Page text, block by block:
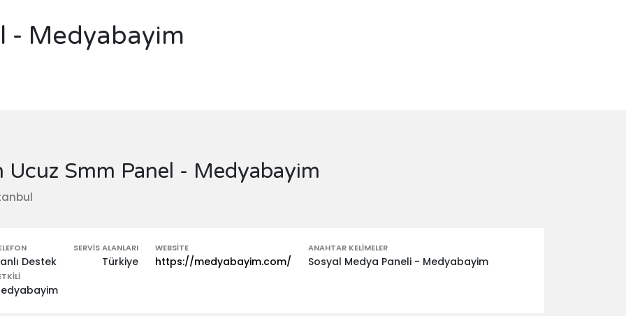
- Medyabayim
Ucuz Smm Panel - Medyabayim
Destek
SERVIS ALANLARI
Türkiye
WEBSITE
https://medyabayim.com/
ANAHTAR KELIMELER
Sosyal Medya Paneli - Medyabayim